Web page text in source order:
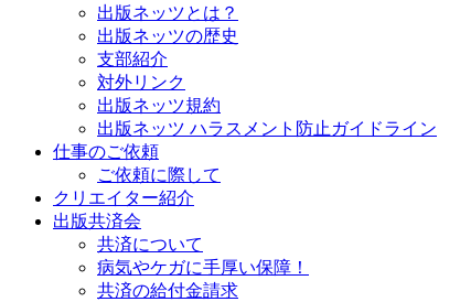
出版ネッツとは？
出版ネッツの歴史
支部紹介
対外リンク
出版ネッツ規約
出版ネッツ ハラスメント防止ガイドライン
仕事のご依頼
ご依頼に際して
クリエイター紹介
出版共済会
共済について
病気やケガに手厚い保障！
共済の給付金請求